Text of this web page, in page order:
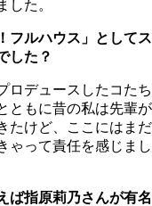
した。
ルハウス」としてス
した？
ロデュースしたコたち
ともに昔の私は先輩が
たけど、ここにはまだ
ゃって責任を感じまし
指原莉乃さんが有名